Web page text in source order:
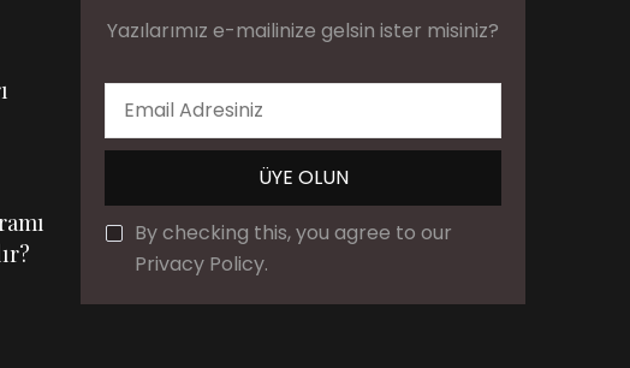
Yazılarımız e-mailinize gelsin ister misiniz?
By checking this, you agree to our
Privacy Policy.